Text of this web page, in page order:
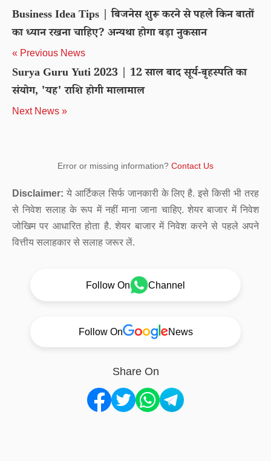
Business Idea Tips | बिजनेस शुरू करने से पहले किन बातों
का ध्यान रखना चाहिए? अन्यथा होगा बड़ा नुकसान
« Previous News
Surya Guru Yuti 2023 | 12 साल बाद सूर्य-बृहस्पति का
संयोग, 'यह' राशि होगी मालामाल
Next News »
Error or missing information? Contact Us
Disclaimer: ये आर्टिकल सिर्फ जानकारी के लिए है. इसे किसी भी तरह
से निवेश सलाह के रूप में नहीं माना जाना चाहिए. शेयर बाजार में निवेश
जोखिम पर आधारित होता है. शेयर बाजार में निवेश करने से पहले अपने
वित्तीय सलाहकार से सलाह जरूर लें.
Follow On Channel
Follow On News
Share On